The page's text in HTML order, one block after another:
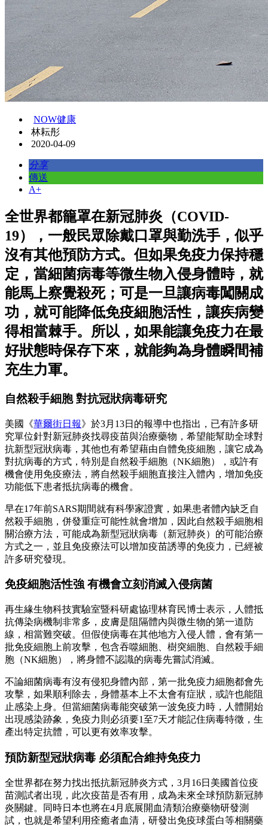
NOW健康
林耘彤
2020-04-09
分享
傳送
A+
全世界都籠罩在新冠肺炎（COVID-
19），一般民眾除戴口罩與勤洗手，似乎
沒有其他預防方式。但如果免疫力保持穩
定，當細菌病毒等微生物入侵身體時，就
能馬上察覺殺死；可是一旦讓病毒闖關成
功，就可能降低免疫細胞活性，讓疾病變
得相當棘手。所以，如果能讓免疫力在最
好狀態時保存下來，就能夠為身體瞬間補
充生力軍。
自然殺手細胞 對抗冠狀病毒研究
美國《華爾街日報》於3月13日的報導中也指出，已有許多研
究單位針對新冠肺炎找尋疫苗與治療藥物，希望能幫助全球對
抗新型冠狀病毒，其他也有希望藉由自體免疫細胞，讓它成為
對抗病毒的方式，特別是自然殺手細胞（NK細胞），或許有
機會使用免疫療法，將自然殺手細胞直接注入體內，增加免疫
功能低下患者抵抗病毒的機會。
早在17年前SARS期間就有科學家證實，如果患者體內缺乏自
然殺手細胞，併發重症可能性就會增加，因此自然殺手細胞相
關治療方法，可能成為新型冠狀病毒（新冠肺炎）的可能治療
方式之一，並且免疫療法可以增加疫苗誘導的免疫力，已經被
許多研究發現。
免疫細胞活性強 有機會立刻消滅入侵病菌
再生緣生物科技實驗室暨科研處協理林育民博士表示，人體抵
抗傳染病機制非常多，皮膚是阻隔體內與微生物的第一道防
線，相當難突破。但假使病毒在其他地方入侵人體，會有第一
批免疫細胞上前攻擊，包含吞噬細胞、樹突細胞、自然殺手細
胞（NK細胞），將身體不認識的病毒先嘗試消滅。
不論細菌病毒有沒有侵犯身體內部，第一批免疫力細胞都會先
攻擊，如果順利除去，身體基本上不太會有症狀，或許也能阻
止感染上身。但當細菌病毒能突破第一波免疫力時，人體開始
出現感染跡象，免疫力則必須要1至7天才能記住病毒特徵，生
產出特定抗體，可以更有效率攻擊。
預防新型冠狀病毒 必須配合維持免疫力
全世界都在努力找出抵抗新冠肺炎方式，3月16日美國首位疫
苗測試者出現，此次疫苗是否有用，成為未來全球預防新冠肺
炎關鍵。同時日本也將在4月底展開血清類治療藥物研發測
試，也就是希望利用痊癒者血清，研發出免疫球蛋白等相關藥